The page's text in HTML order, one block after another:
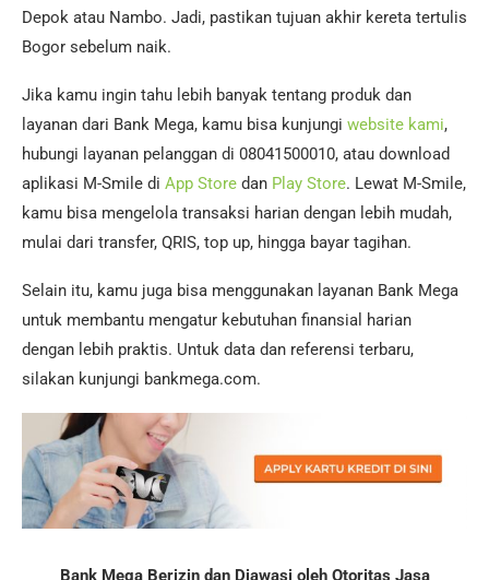
Depok atau Nambo. Jadi, pastikan tujuan akhir kereta tertulis
Bogor sebelum naik.
Jika kamu ingin tahu lebih banyak tentang produk dan
layanan dari Bank Mega, kamu bisa kunjungi website kami,
hubungi layanan pelanggan di 08041500010, atau download
aplikasi M-Smile di App Store dan Play Store. Lewat M-Smile,
kamu bisa mengelola transaksi harian dengan lebih mudah,
mulai dari transfer, QRIS, top up, hingga bayar tagihan.
Selain itu, kamu juga bisa menggunakan layanan Bank Mega
untuk membantu mengatur kebutuhan finansial harian
dengan lebih praktis. Untuk data dan referensi terbaru,
silakan kunjungi bankmega.com.
Bank Mega Berizin dan Diawasi oleh Otoritas Jasa